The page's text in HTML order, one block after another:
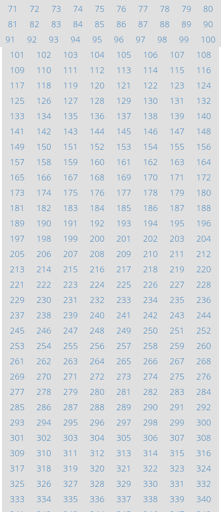
71
72 73 74 75 76 77 78 79
80
81
82 83 84 85 86 87 88 89
90
91
92 93 94 95 96 97 98 99
100
101
102 103 104 105 106 107
108
109
110 111 112 113 114 115
116
117
118 119 120 121 122 123
124
125
126 127 128 129 130 131
132
133
134 135 136 137 138 139
140
141
142 143 144 145 146 147
148
149
150 151 152 153 154 155
156
157
158 159 160 161 162 163
164
165
166 167 168 169 170 171
172
173
174 175 176 177 178 179
180
181
182 183 184 185 186 187
188
189
190 191 192 193 194 195
196
197
198 199 200 201 202 203
204
205
206 207 208 209 210 211
212
213
214 215 216 217 218 219
220
221
222 223 224 225 226 227
228
229
230 231 232 233 234 235
236
237
238 239 240 241 242 243
244
245
246 247 248 249 250 251
252
253
254 255 256 257 258 259
260
261
262 263 264 265 266 267
268
269
270 271 272 273 274 275
276
277
278 279 280 281 282 283
284
285
286 287 288 289 290 291
292
293
294 295 296 297 298 299
300
301
302 303 304 305 306 307
308
309
310 311 312 313 314 315
316
317
318 319 320 321 322 323
324
325
326 327 328 329 330 331
332
333
334 335 336 337 338 339
340